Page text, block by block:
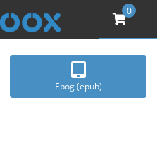
0
Ebog (epub)